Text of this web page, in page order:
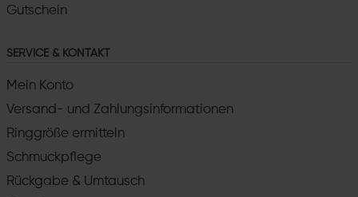
Gutschein
SERVICE & KONTAKT
Mein Konto
Versand- und Zahlungsinformationen
Ringgröße ermitteln
Schmuckpflege
Rückgabe & Umtausch